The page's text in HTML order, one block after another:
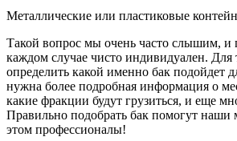
Металлические или пластиковые
Такой вопрос мы очень часто слышим, и
каждом случае чисто индивидуален. Для
определить какой именно бак подойдет
нужна более подробная информация о
какие фракции будут грузиться, и еще
Правильно подобрать бак помогут
этом профессионалы!